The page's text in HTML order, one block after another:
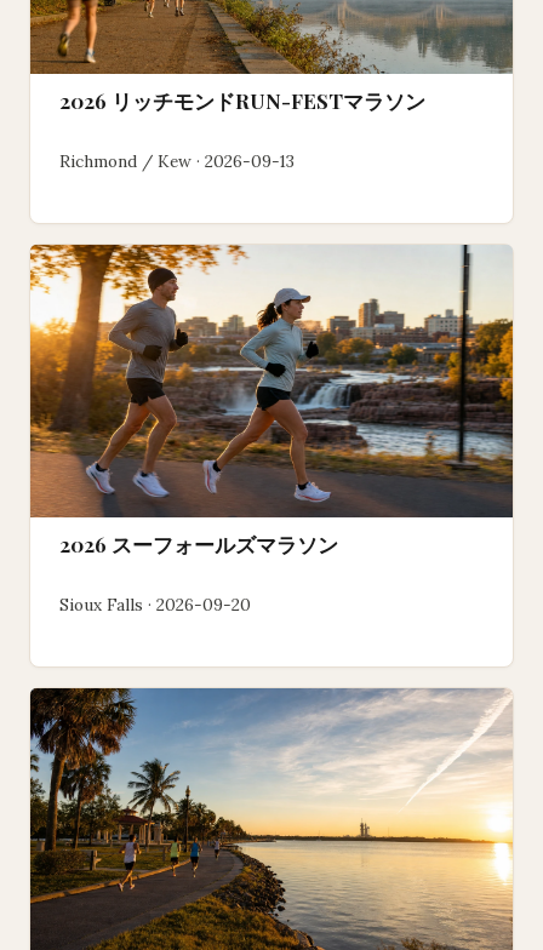
2026 リッチモンドRUN-FESTマラソン
Richmond / Kew · 2026-09-13
2026 スーフォールズマラソン
Sioux Falls · 2026-09-20